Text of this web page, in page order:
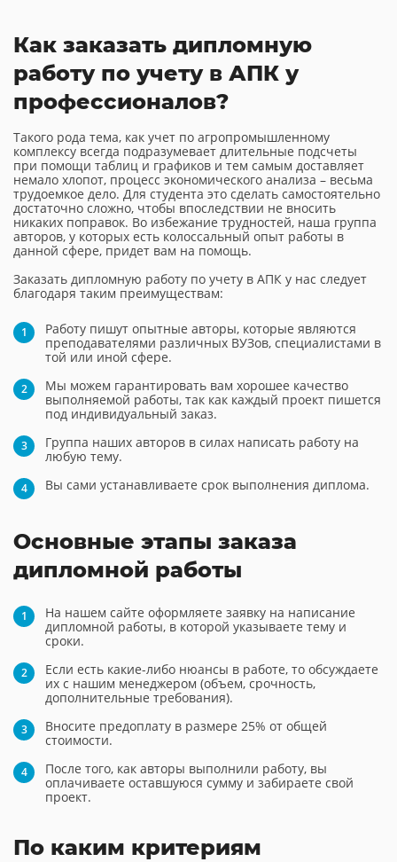
Как заказать дипломную
работу по учету в АПК у
профессионалов?
Такого рода тема, как учет по агропромышленному
комплексу всегда подразумевает длительные подсчеты
при помощи таблиц и графиков и тем самым доставляет
немало хлопот, процесс экономического анализа – весьма
трудоемкое дело. Для студента это сделать самостоятельно
достаточно сложно, чтобы впоследствии не вносить
никаких поправок. Во избежание трудностей, наша группа
авторов, у которых есть колоссальный опыт работы в
данной сфере, придет вам на помощь.
Заказать дипломную работу по учету в АПК у нас следует
благодаря таким преимуществам:
Работу пишут опытные авторы, которые являются
преподавателями различных ВУЗов, специалистами в
той или иной сфере.
Мы можем гарантировать вам хорошее качество
выполняемой работы, так как каждый проект пишется
под индивидуальный заказ.
Группа наших авторов в силах написать работу на
любую тему.
Вы сами устанавливаете срок выполнения диплома.
Основные этапы заказа
дипломной работы
На нашем сайте оформляете заявку на написание
дипломной работы, в которой указываете тему и
сроки.
Если есть какие-либо нюансы в работе, то обсуждаете
их с нашим менеджером (объем, срочность,
дополнительные требования).
Вносите предоплату в размере 25% от общей
стоимости.
После того, как авторы выполнили работу, вы
оплачиваете оставшуюся сумму и забираете свой
проект.
По каким критериям